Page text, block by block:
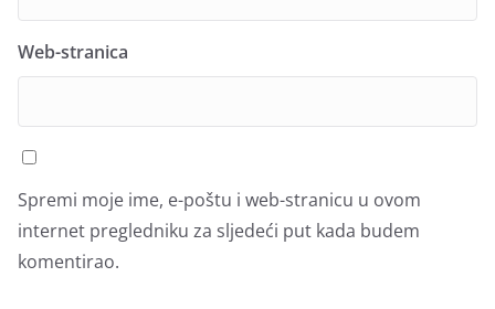
Web-stranica
Spremi moje ime, e-poštu i web-stranicu u ovom
internet pregledniku za sljedeći put kada budem
komentirao.